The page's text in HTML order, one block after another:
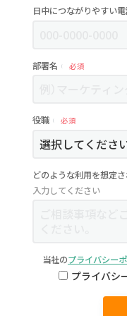
日中につながりやすい
部署名 必須
役職 必須
どのような利用を想定
入力してください
当社のプライバシー
プライバシ